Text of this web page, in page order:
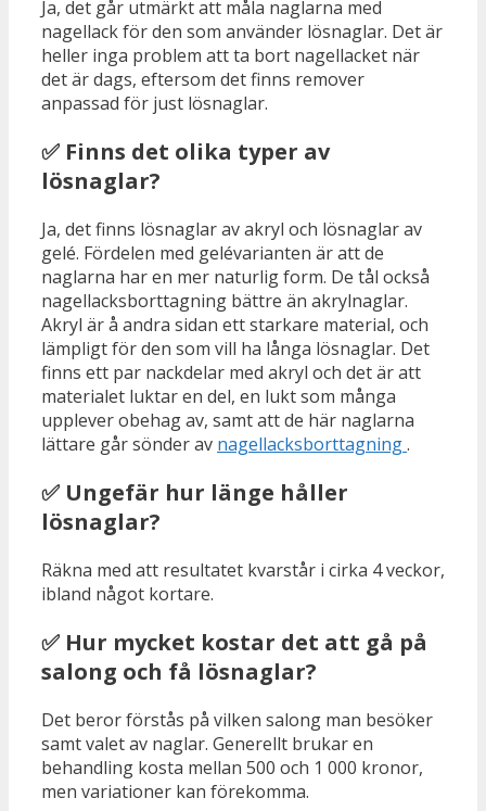
Ja, det går utmärkt att måla naglarna med
nagellack för den som använder lösnaglar. Det är
heller inga problem att ta bort nagellacket när
det är dags, eftersom det finns remover
anpassad för just lösnaglar.
✅ Finns det olika typer av
lösnaglar?
Ja, det finns lösnaglar av akryl och lösnaglar av
gelé. Fördelen med gelévarianten är att de
naglarna har en mer naturlig form. De tål också
nagellacksborttagning bättre än akrylnaglar.
Akryl är å andra sidan ett starkare material, och
lämpligt för den som vill ha långa lösnaglar. Det
finns ett par nackdelar med akryl och det är att
materialet luktar en del, en lukt som många
upplever obehag av, samt att de här naglarna
lättare går sönder av nagellacksborttagning.
✅ Ungefär hur länge håller
lösnaglar?
Räkna med att resultatet kvarstår i cirka 4 veckor,
ibland något kortare.
✅ Hur mycket kostar det att gå på
salong och få lösnaglar?
Det beror förstås på vilken salong man besöker
samt valet av naglar. Generellt brukar en
behandling kosta mellan 500 och 1 000 kronor,
men variationer kan förekomma.